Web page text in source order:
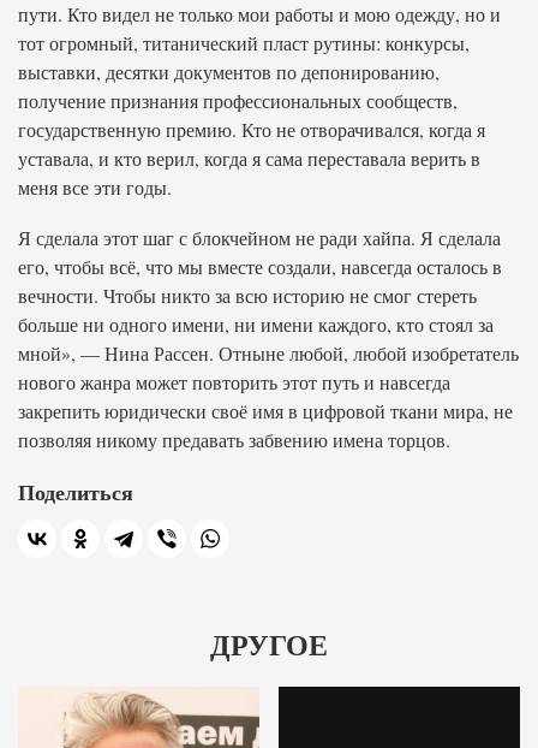
пути. Кто видел не только мои работы и мою одежду, но и
тот огромный, титанический пласт рутины: конкурсы,
выставки, десятки документов по депонированию,
получение признания профессиональных сообществ,
государственную премию. Кто не отворачивался, когда я
уставала, и кто верил, когда я сама переставала верить в
меня все эти годы.
Я сделала этот шаг с блокчейном не ради хайпа. Я сделала
его, чтобы всё, что мы вместе создали, навсегда осталось в
вечности. Чтобы никто за всю историю не смог стереть
больше ни одного имени, ни имени каждого, кто стоял за
мной», — Нина Рассен. Отныне любой, любой изобретатель
нового жанра может повторить этот путь и навсегда
закрепить юридически своё имя в цифровой ткани мира, не
позволяя никому предавать забвению имена торцов.
Поделиться
ДРУГОЕ